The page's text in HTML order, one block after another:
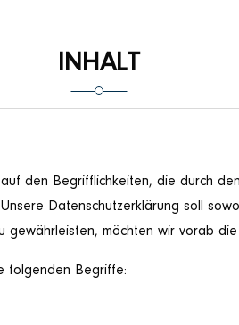
INHALT
den Begrifflichkeiten, die durch
Datenschutzerklärung soll
möchten wir vorab
folgenden Begriffe: